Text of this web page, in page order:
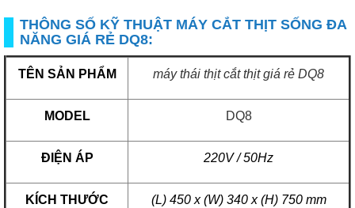
THÔNG SỐ KỸ THUẬT MÁY CẮT THỊT SỐNG ĐA
NĂNG GIÁ RẺ DQ8:
TÊN SẢN PHẨM máy thái thịt cắt thịt giá rẻ DQ8
MODEL DQ8
ĐIỆN ÁP 220V / 50Hz
KÍCH THƯỚC (L) 450 x (W) 340 x (H) 750 mm